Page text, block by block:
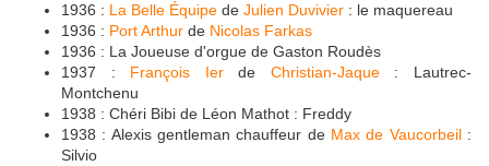
1936 : La Belle Équipe de Julien Duvivier : le maquereau
1936 : Port Arthur de Nicolas Farkas
1936 : La Joueuse d'orgue de Gaston Roudès
1937 : François Ierde Christian-Jaque: Lautrec-
Montchenu
1938 : Chéri Bibi de Léon Mathot : Freddy
1938 : Alexis gentleman chauffeur de Max de Vaucorbeil:
Silvio